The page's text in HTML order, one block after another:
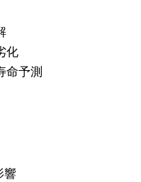
化
予測
響